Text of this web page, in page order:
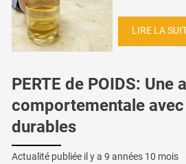
LIRE LA
PERTE de POIDS: Une
comportementale
durables
Actualité publiée il y a 9 années 10 mois